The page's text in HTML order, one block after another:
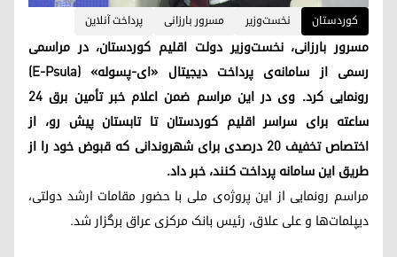
کوردستان نخست‌وزیر مسرور بارزانی پرداخت آنلاین
مسرور بارزانی، نخست‌وزیر دولت اقلیم کوردستان، در مراسمی
رسمی از سامانه‌ی پرداخت دیجیتال «ای-پسوله» (E-Psula)
رونمایی کرد. وی در این مراسم ضمن اعلام خبر تأمین برق ۲۴
ساعته برای سراسر اقلیم کوردستان تا تابستان پیش‌ رو، از
اختصاص تخفیف ۲۰ درصدی برای شهروندانی که قبوض خود را از
طریق این سامانه پرداخت کنند، خبر داد.
مراسم رونمایی از این پروژه‌ی ملی با حضور مقامات ارشد دولتی،
دیپلمات‌ها و علی علاق، رئیس بانک مرکزی عراق برگزار شد.